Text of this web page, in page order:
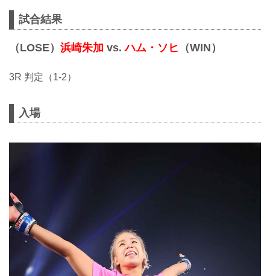
試合結果
（LOSE） 浜崎朱加 vs.ハム・ソヒ （WIN）
3R 判定（1-2）
入場